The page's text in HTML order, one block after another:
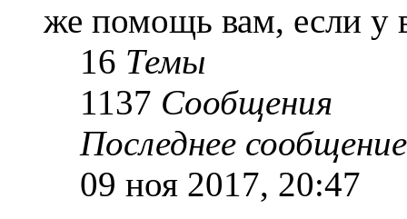
же помощь вам, если у
16 Темы
1137 Сообщения
Последнее сообщение
09 ноя 2017, 20:47